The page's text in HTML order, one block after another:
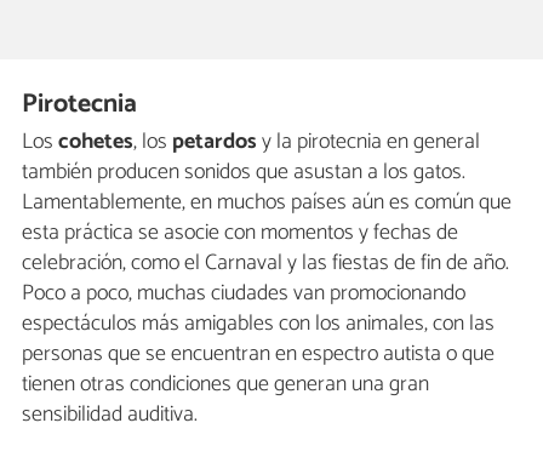
Pirotecnia
Loscohetes, los petardosy la pirotecnia en general
también producen sonidos que asustan a los gatos.
Lamentablemente, en muchos países aún es común que
esta práctica se asocie con momentos y fechas de
celebración, como el Carnaval y las fiestas de fin de año.
Poco a poco, muchas ciudades van promocionando
espectáculos más amigables con los animales, con las
personas que se encuentran en espectro autista o que
tienen otras condiciones que generan una gran
sensibilidad auditiva.